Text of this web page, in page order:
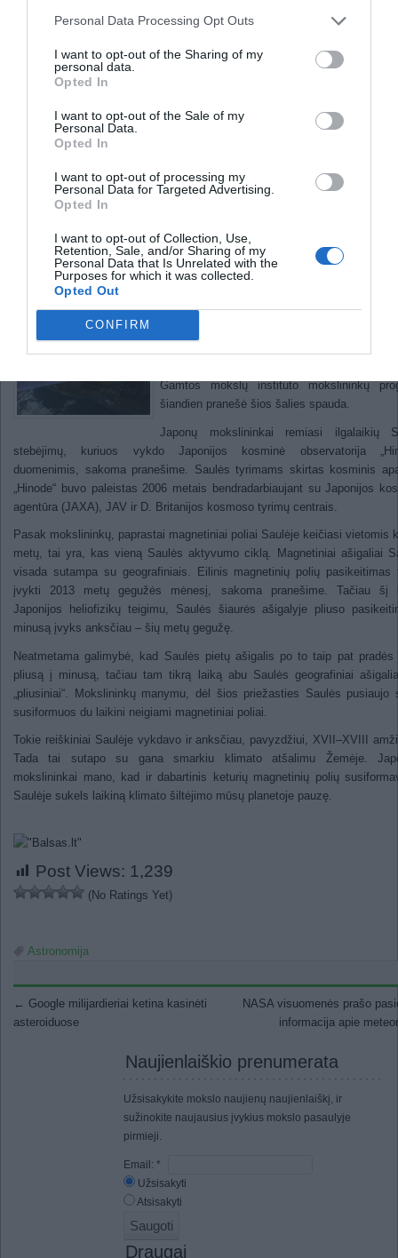
Personal Data Processing Opt Outs
I want to opt-out of the Sharing of my
personal data.
Opted In
I want to opt-out of the Sale of my
Personal Data.
Opted In
I want to opt-out of processing my
Personal Data for Targeted Advertising.
Opted In
I want to opt-out of Collection, Use,
Retention, Sale, and/or Sharing of my
Personal Data that Is Unrelated with the
Purposes for which it was collected.
Opted Out
CONFIRM
žiovaujame
Aptikti gyvybės Marse pėdsakai
Siūloma atnaujinti matavimo
vienetų nustatymo vertės tvarką
Magnetinė anomalija Saulėje
atšaldys Žemę, mano
mokslininkai
Artimiausiu metu Saulėje gali susidaryti
mokslininkai.
Gamtos mokslų instituto mokslininkų
šiandien pranešė šios šalies spauda.
Japonų mokslininkai remiasi ilgalaikių
stebėjimų, kuriuos vykdo Japonijos kosminė observatorija
duomenimis, sakoma pranešime. Saulės tyrimams skirtas kosminis
„Hinode“ buvo paleistas 2006 metais bendradarbiaujant su Japonijos
agentūra (JAXA), JAV ir D. Britanijos kosmoso tyrimų centrais.
Pasak mokslininkų, paprastai magnetiniai poliai Saulėje keičiasi vietomis
metų, tai yra, kas vieną Saulės aktyvumo ciklą. Magnetiniai ašigaliai
visada sutampa su geografiniais. Eilinis magnetinių polių pasikeitimas
įvykti 2013 metų gegužės mėnesį, sakoma pranešime. Tačiau šį
Japonijos heliofizikų teigimu, Saulės šiaurės ašigalyje pliuso
minusą įvyks anksčiau – šių metų gegužę.
Neatmetama galimybė, kad Saulės pietų ašigalis po to taip pat pradės
pliusą į minusą, tačiau tam tikrą laiką abu Saulės geografiniai
„pliusiniai“. Mokslininkų manymu, dėl šios priežasties Saulės pusiaujo
susiformuos du laikini neigiami magnetiniai poliai.
Tokie reiškiniai Saulėje vykdavo ir anksčiau, pavyzdžiui, XVII–XVIII
Tada tai sutapo su gana smarkiu klimato atšalimu Žemėje.
mokslininkai mano, kad ir dabartinis keturių magnetinių polių
Saulėje sukels laikiną klimato šiltėjimo mūsų planetoje pauzę.
Post Views: 1,239
(No Ratings Yet)
Astronomija
Post navigation
← Google milijardieriai ketina kasinėti
asteroiduose
NASA visuomenės prašo
informacija apie
Naujienlaiškio prenumerata
Užsisakykite mokslo naujienų naujienlaiškį, ir
sužinokite naujausius įvykius mokslo pasaulyje
pirmieji.
Email: *
Užsisakyti
Atsisakyti
Draugai